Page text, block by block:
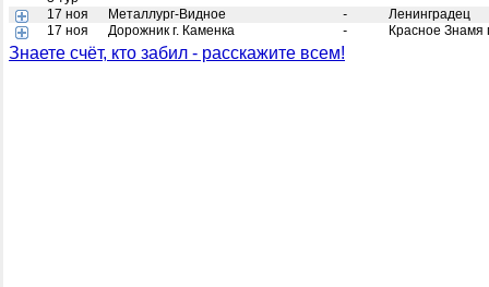
17 ноя
Металлург-Видное -
Ленинградец
17 ноя
Дорожник г. Каменка - Красное Знамя
Знаете счёт, кто забил - расскажите всем!